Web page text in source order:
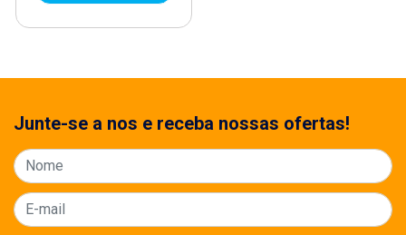
Junte-se a nos e receba nossas ofertas!